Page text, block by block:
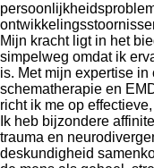
Mijn kracht ligt in het
simpelweg omdat ik
is. Met mijn expertise
schematherapie en
richt ik me op
Ik heb bijzondere
trauma en
deskundigheid